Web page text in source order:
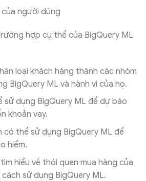
người dùng
hợp cụ thể của BigQuery ML
loại khách hàng thành các nhóm
BigQuery ML và hành vi của họ.
sử dụng BigQuery ML để dự báo
khoản vay.
có thể sử dụng BigQuery ML để
hiểm.
hiểu về thói quen mua hàng của
sử dụng BigQuery ML.